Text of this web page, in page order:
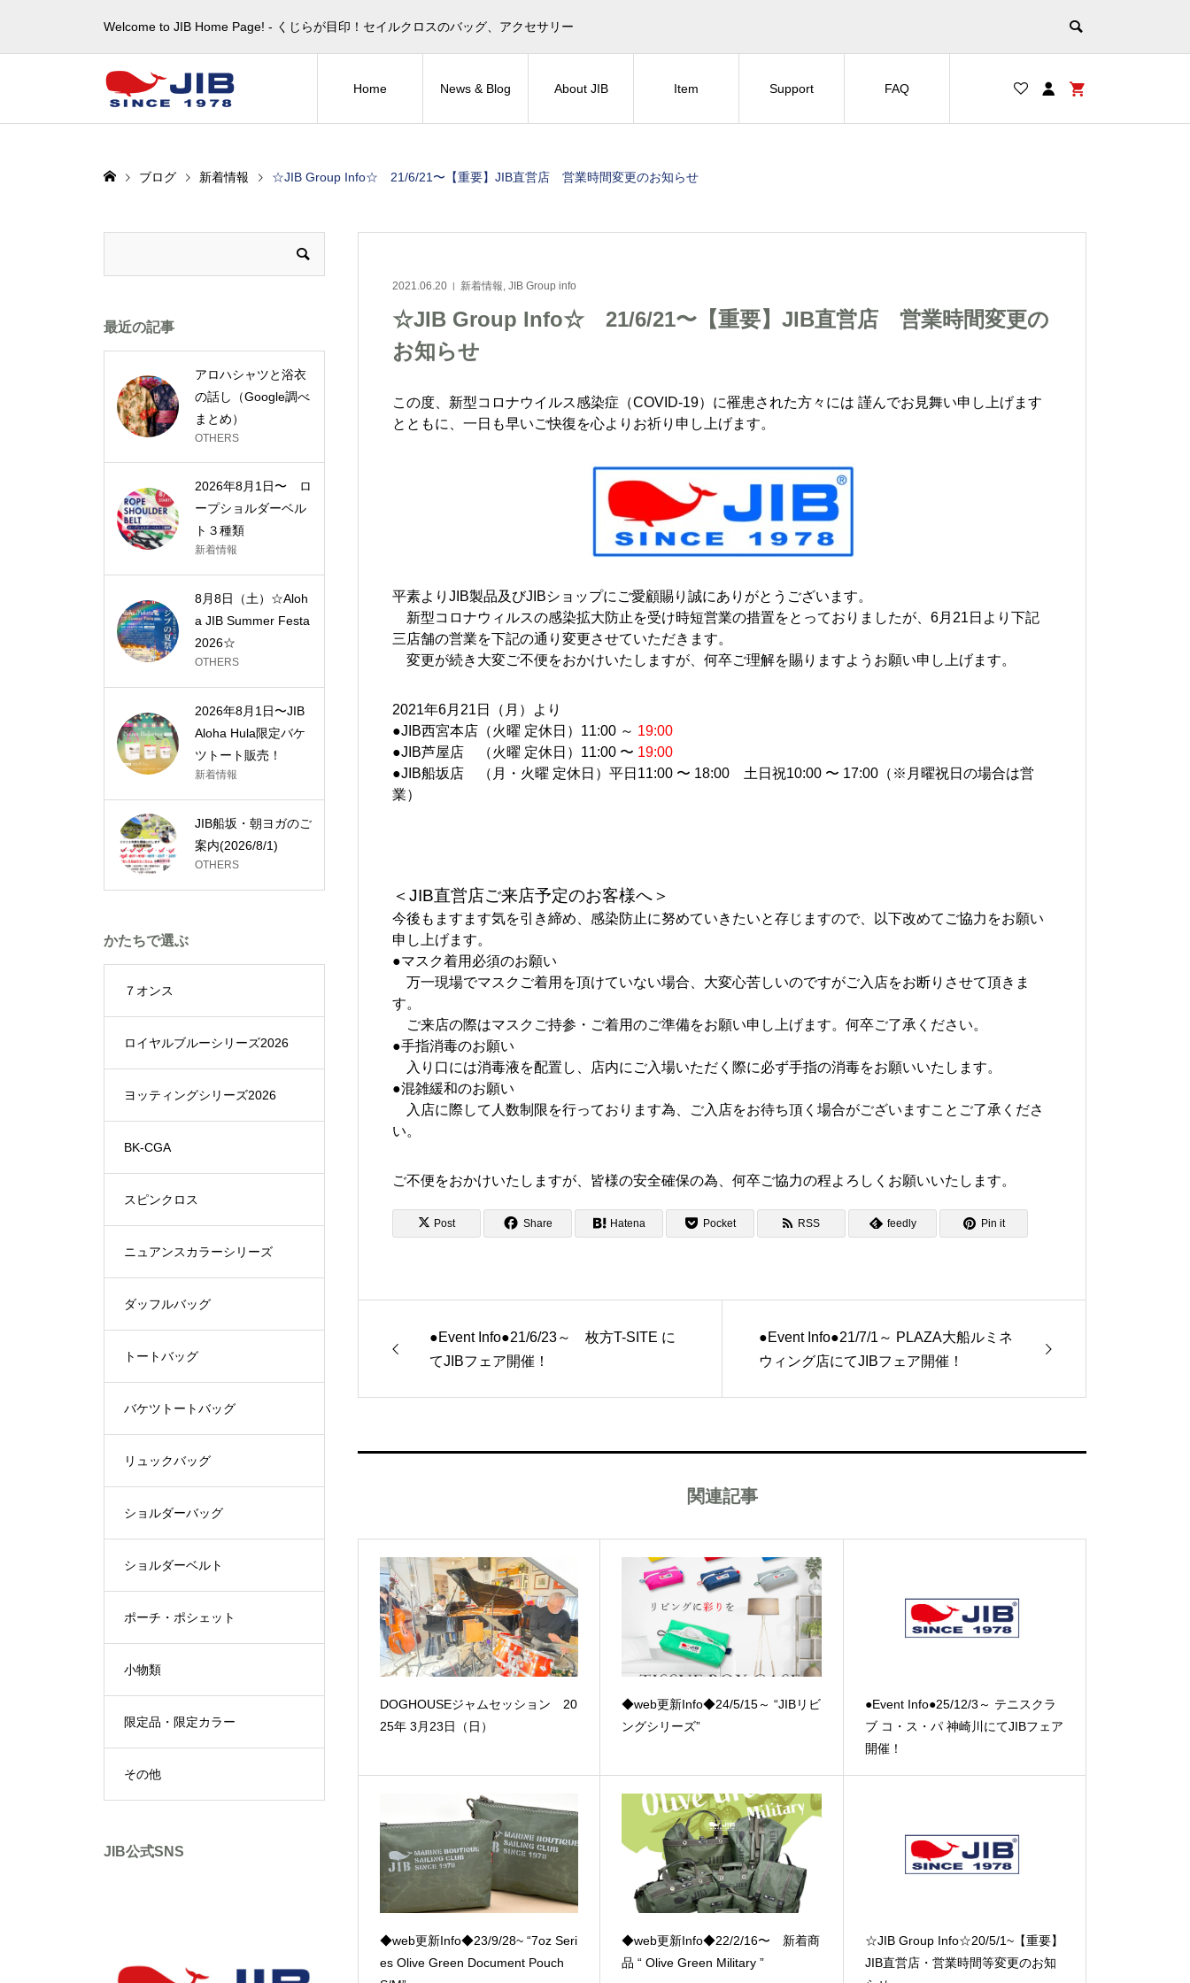
Welcome to JIB Home Page! ‐ くじらが目印！セイルクロスのバッグ、アクセサリー
Home News & Blog About JIB Item Support FAQ
ブログ 新着情報 ☆JIB Group Info☆ 21/6/21〜【重要】JIB直営店 営業時間変更のお知らせ
2021.06.20 新着情報, JIB Group info
☆JIB Group Info☆ 21/6/21〜【重要】JIB直営店 営業時間変更の
お知らせ
この度、新型コロナウイルス感染症（COVID-19）に罹患された方々には 謹んでお見舞い申し上げます
とともに、一日も早いご快復を心よりお祈り申し上げます。
平素よりJIB製品及びJIBショップにご愛顧賜り誠にありがとうございます。
新型コロナウィルスの感染拡大防止を受け時短営業の措置をとっておりましたが、6月21日より下記
三店舗の営業を下記の通り変更させていただきます。
変更が続き大変ご不便をおかけいたしますが、何卒ご理解を賜りますようお願い申し上げます。
2021年6月21日（月）より
●JIB西宮本店（火曜 定休日）11:00 ～ 19:00
●JIB芦屋店 （火曜 定休日）11:00 〜 19:00
●JIB船坂店 （月・火曜 定休日）平日11:00 〜 18:00 土日祝10:00 〜 17:00（※月曜祝日の場合は営
業）
＜JIB直営店ご来店予定のお客様へ＞
今後もますます気を引き締め、感染防止に努めていきたいと存じますので、以下改めてご協力をお願い
申し上げます。
●マスク着用必須のお願い
万一現場でマスクご着用を頂けていない場合、大変心苦しいのですがご入店をお断りさせて頂きま
す。
ご来店の際はマスクご持参・ご着用のご準備をお願い申し上げます。何卒ご了承ください。
●手指消毒のお願い
入り口には消毒液を配置し、店内にご入場いただく際に必ず手指の消毒をお願いいたします。
●混雑緩和のお願い
入店に際して人数制限を行っております為、ご入店をお待ち頂く場合がございますことご了承くださ
い。
ご不便をおかけいたしますが、皆様の安全確保の為、何卒ご協力の程よろしくお願いいたします。
Post Share Hatena Pocket RSS feedly Pin it
●Event Info●21/6/23～ 枚方T-SITE に
てJIBフェア開催！
●Event Info●21/7/1～ PLAZA大船ルミネ
ウィング店にてJIBフェア開催！
関連記事
DOGHOUSEジャムセッション 20
25年 3月23日（日）
◆web更新Info◆24/5/15～ “JIBリビ
ングシリーズ”
●Event Info●25/12/3～ テニスクラ
ブ コ・ス・パ 神崎川にてJIBフェア
開催！
◆web更新Info◆23/9/28~ “7oz Seri
es Olive Green Document Pouch
◆web更新Info◆22/2/16〜 新着商
品 “ Olive Green Military ”
☆JIB Group Info☆20/5/1~【重要】
JIB直営店・営業時間等変更のお知
最近の記事
アロハシャツと浴衣
の話し（Google調べ
まとめ）
OTHERS
2026年8月1日〜 ロ
ープショルダーベル
ト３種類
新着情報
8月8日（土）☆Aloh
a JIB Summer Festa
2026☆
OTHERS
2026年8月1日〜JIB
Aloha Hula限定バケ
ツトート販売！
新着情報
JIB船坂・朝ヨガのご
案内(2026/8/1)
OTHERS
かたちで選ぶ
７オンス
ロイヤルブルーシリーズ2026
ヨッティングシリーズ2026
BK-CGA
スピンクロス
ニュアンスカラーシリーズ
ダッフルバッグ
トートバッグ
バケツトートバッグ
リュックバッグ
ショルダーバッグ
ショルダーベルト
ポーチ・ポシェット
小物類
限定品・限定カラー
その他
JIB公式SNS